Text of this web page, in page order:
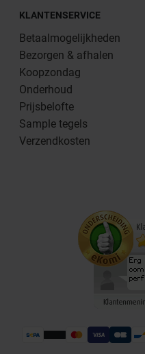
KLANTENSERVICE
Betaalmogelijkheden
Bezorgen & afhalen
Koopzondag
Onderhoud
Prijsbelofte
Sample tegels
Verzendkosten